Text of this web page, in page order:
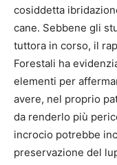
cosiddetta
cane. Sebbene gli
tuttora in corso, il
Forestali ha
elementi per
avere, nel proprio
da renderlo più
incrocio potrebbe
preservazione del